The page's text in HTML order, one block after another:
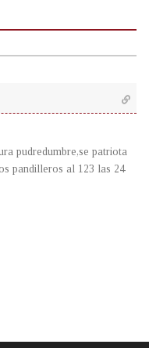
pudredumbre,se patriota
pandilleros al 123 las 24